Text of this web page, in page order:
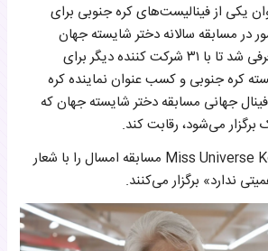
یکی از فینالیست‌های کره جنوبی برای
در مسابقه سالانه دختر شایسته جهان
(Miss Universe) معرفی شد تا با ۳۱ شرکت کننده دیگر برای
کره جنوبی و کسب عنوان نماینده کره
جهانی مسابقه دختر شایسته جهان که
برگزار می‌شود، رقابت کند.
سازمان‌دهندگان Miss Universe Korea مسابقه امسال را با شعار
ندارد» برگزار می‌کنند.